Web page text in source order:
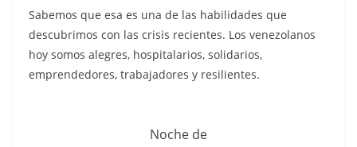
Sabemos que esa es una de las habilidades que
descubrimos con las crisis recientes. Los venezolanos
hoy somos alegres, hospitalarios, solidarios,
emprendedores, trabajadores y resilientes.
Noche de